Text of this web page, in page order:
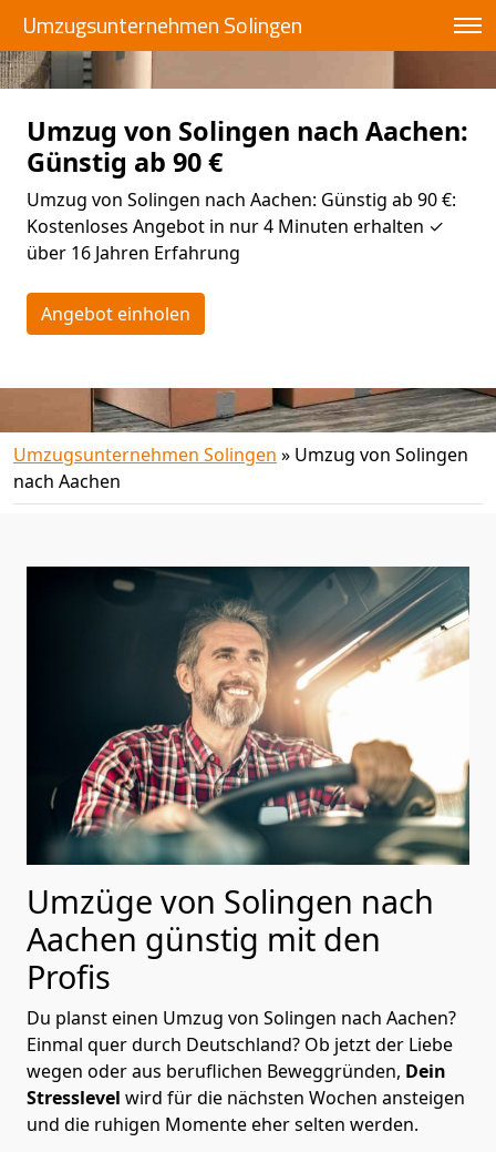
Umzugsunternehmen Solingen
Umzug von Solingen nach Aachen:
Günstig ab 90 €
Umzug von Solingen nach Aachen: Günstig ab 90 €:
Kostenloses Angebot in nur 4 Minuten erhalten ✓
über 16 Jahren Erfahrung
Angebot einholen
Umzugsunternehmen Solingen » Umzug von Solingen
nach Aachen
Umzüge von Solingen nach
Aachen günstig mit den
Profis
Du planst einen Umzug von Solingen nach Aachen?
Einmal quer durch Deutschland? Ob jetzt der Liebe
wegen oder aus beruflichen Beweggründen, Dein
Stresslevel wird für die nächsten Wochen ansteigen
und die ruhigen Momente eher selten werden.